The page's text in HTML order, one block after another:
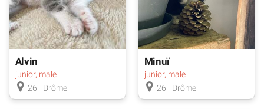
Alvin
junior, male
26 - Drôme
Minuï
junior, male
26 - Drôme